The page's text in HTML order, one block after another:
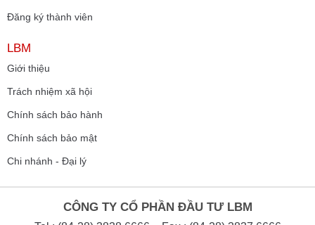
Đăng ký thành viên
LBM
Giới thiệu
Trách nhiệm xã hội
Chính sách bảo hành
Chính sách bảo mật
Chi nhánh - Đại lý
CÔNG TY CỔ PHẦN ĐẦU TƯ LBM